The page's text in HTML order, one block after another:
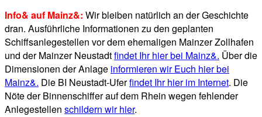
Info& auf Mainz&: Wir bleiben natürlich an der Geschichte
dran. Ausführliche Informationen zu den geplanten
Schiffsanlegestellen vor dem ehemaligen Mainzer Zollhafen
und der Mainzer Neustadtfindet Ihr hier bei Mainz&. Über die
Dimensionen der Anlage informieren wir Euch hier bei
Mainz&. Die BI Neustadt-Uferfindet Ihr hier im Internet. Die
Nöte der Binnenschiffer auf dem Rhein wegen fehlender
Anlegestellen schildern wir hier.